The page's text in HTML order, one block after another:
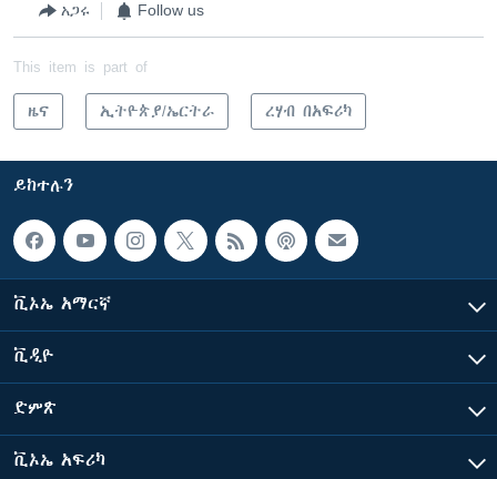
አጋሩ Follow us
This item is part of
ዜና ኢትዮጵያ/ኤርትራ ረሃብ በአፍሪካ
ይከተሉን
ቪኦኤ አማርኛ
ቪዲዮ
ድምጽ
ቪኦኤ አፍሪካ